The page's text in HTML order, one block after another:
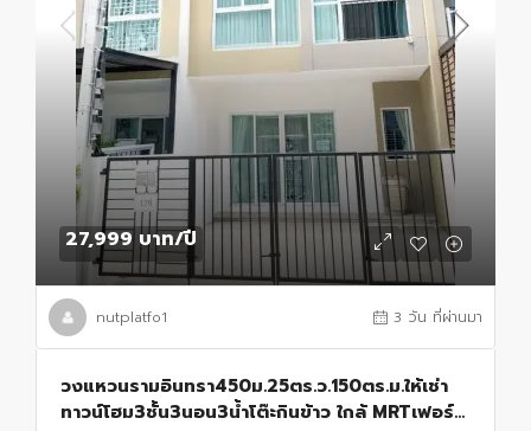
27,999 บาท/ปี
nutplatfo1 3 วัน ที่ผ่านมา
วงแหวนรามอินทรา450ม.25ตร.ว.150ตร.ม.ให้เช่า
ทาวน์โฮม3ชั้น3นอน3น้ำโต๊ะกินข้าว ใกล้ MRTเฟอร์